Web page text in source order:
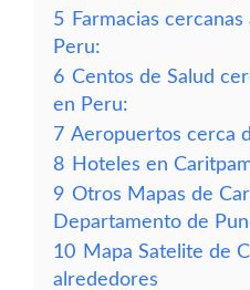
5 Farmacias
Peru:
6 Centos de Salud
en Peru:
7 Aeropuertos cerca
8 Hoteles en
9 Otros Mapas de
Departamento de
10 Mapa Satelite de
alrededores